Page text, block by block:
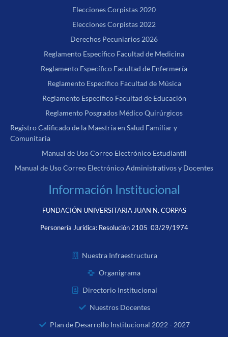
Elecciones Corpistas 2020
Elecciones Corpistas 2022
Derechos Pecuniarios 2026
Reglamento Específico Facultad de Medicina
Reglamento Específico Facultad de Enfermería
Reglamento Específico Facultad de Música
Reglamento Específico Facultad de Educación
Reglamento Posgrados Médico Quirúrgicos
Registro Calificado de la Maestría en Salud Familiar y
Comunitaria
Manual de Uso Correo Electrónico Estudiantil
Manual de Uso Correo Electrónico Administrativos y Docentes
Información Institucional
FUNDACIÓN UNIVERSITARIA JUAN N. CORPAS
Personería Jurídica: Resolución 2105 03/29/1974
Nuestra Infraestructura
Organigrama
Directorio Institucional
Nuestros Docentes
Plan de Desarrollo Institucional 2022 - 2027